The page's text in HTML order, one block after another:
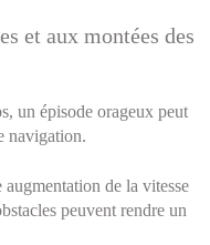
et aux montées des
un épisode orageux peut
navigation.
de la vitesse
peuvent rendre un